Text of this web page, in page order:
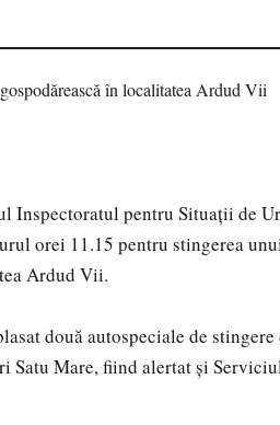
pentru Situații de
orei 11.15 pentru stingerea
Ardud Vii.
două autospeciale de
Satu Mare, fiind alertat și